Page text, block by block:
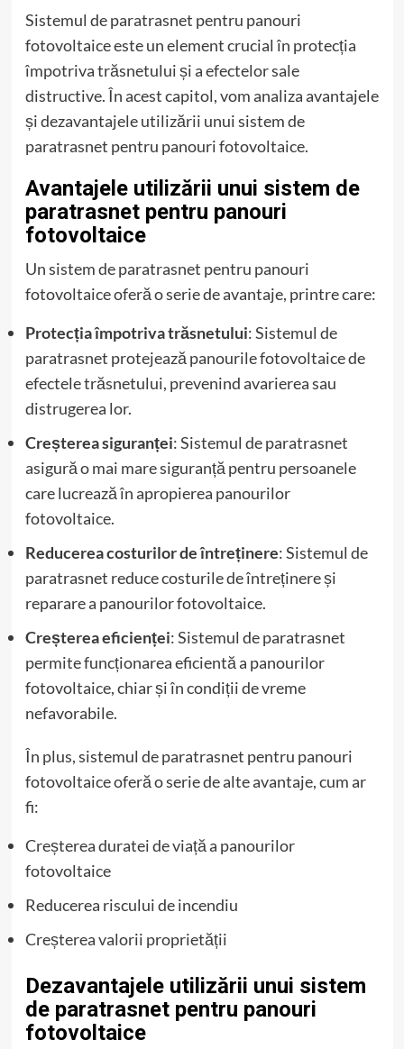
Sistemul de paratrasnet pentru panouri
fotovoltaice este un element crucial în protecția
împotriva trăsnetului și a efectelor sale
distructive. În acest capitol, vom analiza avantajele
și dezavantajele utilizării unui sistem de
paratrasnet pentru panouri fotovoltaice.
Avantajele utilizării unui sistem de
paratrasnet pentru panouri
fotovoltaice
Un sistem de paratrasnet pentru panouri
fotovoltaice oferă o serie de avantaje, printre care:
Protecția împotriva trăsnetului: Sistemul de
paratrasnet protejează panourile fotovoltaice de
efectele trăsnetului, prevenind avarierea sau
distrugerea lor.
Creșterea siguranței: Sistemul de paratrasnet
asigură o mai mare siguranță pentru persoanele
care lucrează în apropierea panourilor
fotovoltaice.
Reducerea costurilor de întreținere: Sistemul de
paratrasnet reduce costurile de întreținere și
reparare a panourilor fotovoltaice.
Creșterea eficienței: Sistemul de paratrasnet
permite funcționarea eficientă a panourilor
fotovoltaice, chiar și în condiții de vreme
nefavorabile.
În plus, sistemul de paratrasnet pentru panouri
fotovoltaice oferă o serie de alte avantaje, cum ar
fi:
Creșterea duratei de viață a panourilor
fotovoltaice
Reducerea riscului de incendiu
Creșterea valorii proprietății
Dezavantajele utilizării unui sistem
de paratrasnet pentru panouri
fotovoltaice